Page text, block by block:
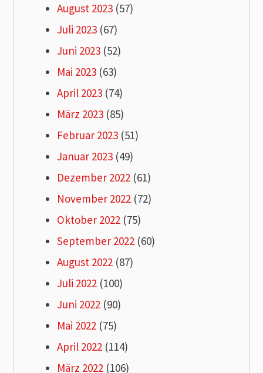
August 2023 (57)
Juli 2023 (67)
Juni 2023 (52)
Mai 2023 (63)
April 2023 (74)
März 2023 (85)
Februar 2023 (51)
Januar 2023 (49)
Dezember 2022 (61)
November 2022 (72)
Oktober 2022 (75)
September 2022 (60)
August 2022 (87)
Juli 2022 (100)
Juni 2022 (90)
Mai 2022 (75)
April 2022 (114)
März 2022 (106)